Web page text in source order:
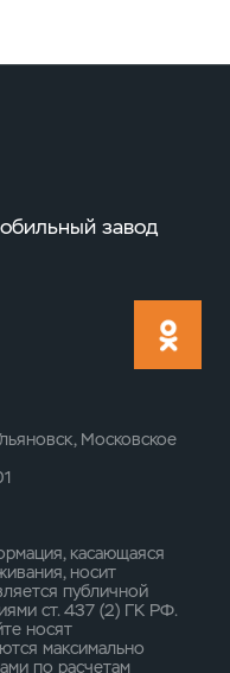
завод
Московское
касающаяся
носит
публичной
ст. 437 (2) ГК РФ.
носят
максимально
по расчетам